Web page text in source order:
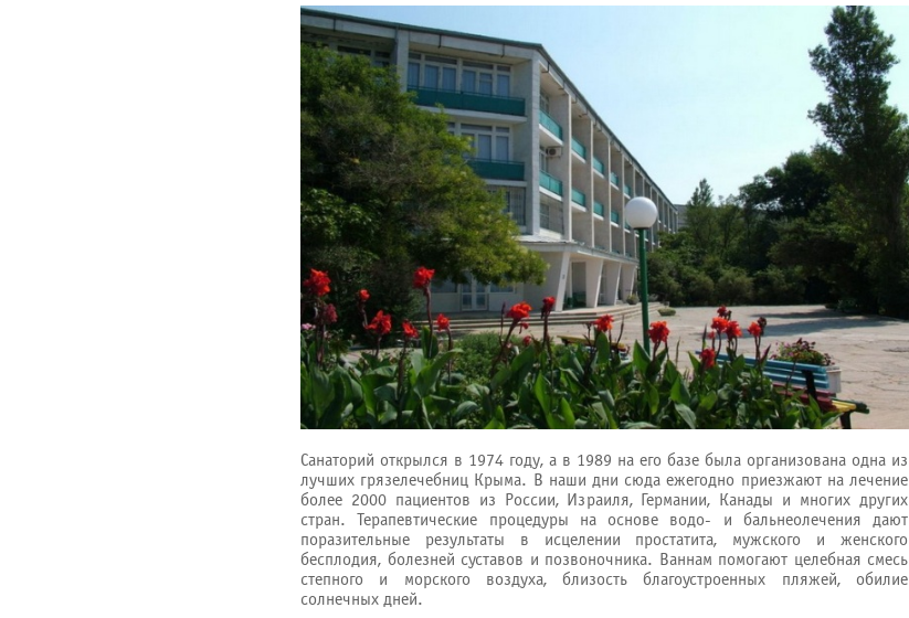
Санаторий открылся в 1974 году, а в 1989 на его базе была организована одна из
лучших грязелечебниц Крыма. В наши дни сюда ежегодно приезжают на лечение
более 2000 пациентов из России, Израиля, Германии, Канады и многих других
стран. Терапевтические процедуры на основе водо- и бальнеолечения дают
поразительные результаты в исцелении простатита, мужского и женского
бесплодия, болезней суставов и позвоночника. Ваннам помогают целебная смесь
степного и морского воздуха, близость благоустроенных пляжей, обилие
солнечных дней.